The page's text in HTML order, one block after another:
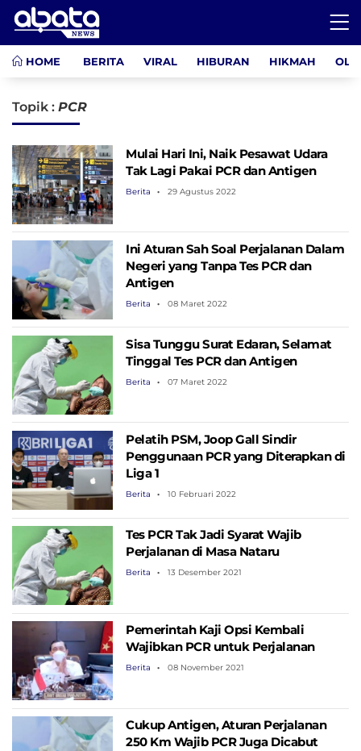
HOME BERITA VIRAL HIBURAN HIKMAH
Topik : PCR
Mulai Hari Ini, Naik Pesawat Udara
Tak Lagi Pakai PCR dan Antigen
Berita 29 Agustus 2022
Ini Aturan Sah Soal Perjalanan Dalam
Negeri yang Tanpa Tes PCR dan
Antigen
Berita 08 Maret 2022
Sisa Tunggu Surat Edaran, Selamat
Tinggal Tes PCR dan Antigen
Berita 07 Maret 2022
Pelatih PSM, Joop Gall Sindir
Penggunaan PCR yang Diterapkan di
Liga 1
Berita 10 Februari 2022
Tes PCR Tak Jadi Syarat Wajib
Perjalanan di Masa Nataru
Berita 13 Desember 2021
Pemerintah Kaji Opsi Kembali
Wajibkan PCR untuk Perjalanan
Berita 08 November 2021
Cukup Antigen, Aturan Perjalanan
250 Km Wajib PCR Juga Dicabut